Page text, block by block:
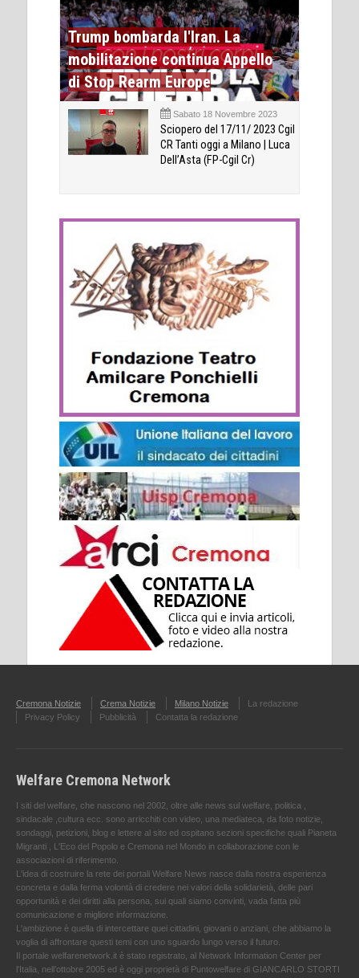
Trump bombarda l'Iran. La
mobilitazione continua Appello
di Stop Rearm Europe
Sabato 18 Novembre 2023
Sciopero del 17/11/ 2023 Cgil
CR Tanti oggi a Milano | Luca
Dell’Asta (FP-Cgil Cr)
Cremona Notizie Crema Notizie Milano Notizie
La redazione
Privacy Policy
Pubblicità Contatta la redazione
Welfare Cremona Network
I siti del welfare, che nascono nel 2002, oltre alle news sul welfare, politica ,
sindacale ,cultura ecc. sono arricchiti con video, una mediateca, da foto notizie,
sondaggi, petizioni, blog e lettere al sito ed ospitano sezioni specifiche quali Pianeta
Migranti , L'Eco del Popolo e Cremona nel Mondo in collaborazione con le
associazioni di riferimento.
L'idea di costruire la rete dei portali Welfare News nasce dalla nostra esperienza
concreta e dalla ferma volontà di credere nei valori della solidarietà, delle pari
opportunità e dei diritti alla persona, sui quali siamo convinti, vada fatta più
comunicazione e migliore informazione.
L'ambizione è quella di intercettare quei cittadini, giovani o anziani, che abbiamo la
voglia di affrontare questi temi con uno sguardo lungo verso il futuro.
Il portale welfarenetwork.it è stato registrato, al Network Information Center per
l'Italia, nell’ottobre 2005 ed è oggi proprietà di Puntowelfare di GIANCARLO STORTI